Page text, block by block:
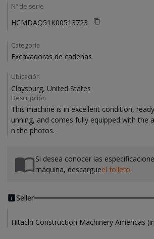
Nº de serie
HCMDAQ51K00513723
Categoría
Excavadoras de cadenas
Ubicación
Claysburg, United States
Descripción
This machine is in excellent condition,
unning, and comes fully equipped with the
Si desea conocer las
máquina, descargueel folleto.
Seller
Hitachi Construction Machinery Americas